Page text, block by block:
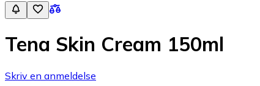
Tena Skin Cream 150ml
Skriv en anmeldelse